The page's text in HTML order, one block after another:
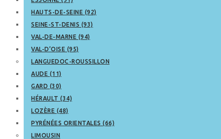
HAUTS-DE-SEINE (92)
SEINE-ST-DENIS (93)
VAL-DE-MARNE (94)
VAL-D’OISE (95)
LANGUEDOC-ROUSSILLON
AUDE (11)
GARD (30)
HÉRAULT (34)
LOZÈRE (48)
PYRÉNÉES ORIENTALES (66)
LIMOUSIN